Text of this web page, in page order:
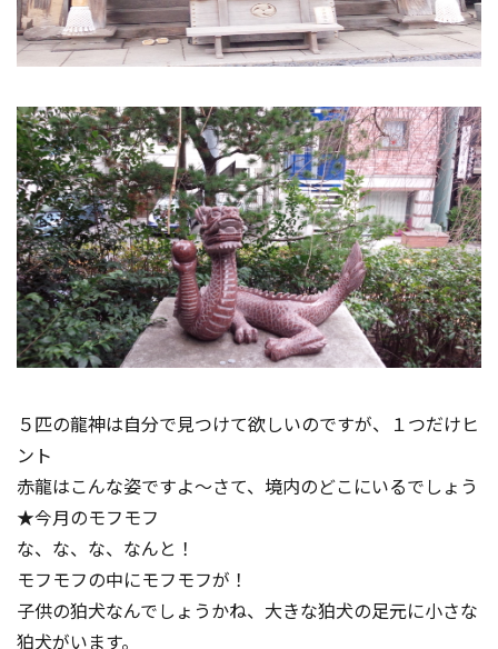
５匹の龍神は自分で見つけて欲しいのですが、１つだけヒ
ント
赤龍はこんな姿ですよ～さて、境内のどこにいるでしょう
★今月のモフモフ
な、な、な、なんと！
モフモフの中にモフモフが！
子供の狛犬なんでしょうかね、大きな狛犬の足元に小さな
狛犬がいます。